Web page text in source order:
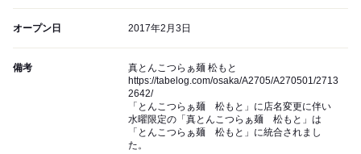
オープン日 2017年2月3日
備考
真とんこつらぁ麺 松もと
https://tabelog.com/osaka/A2705/A270501/2713
2642/
「とんこつらぁ麺 松もと」に店名変更に伴い
水曜限定の「真とんこつらぁ麺 松もと」は
「とんこつらぁ麺 松もと」に統合されまし
た。